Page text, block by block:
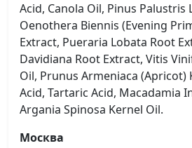
Acid, Canola Oil, Pinus Palustris
Oenothera Biennis (Evening
Extract, Pueraria Lobata Root
Davidiana Root Extract, Vitis
Oil, Prunus Armeniaca (Apricot)
Acid, Tartaric Acid, Macadamia
Argania Spinosa Kernel Oil.
Москва